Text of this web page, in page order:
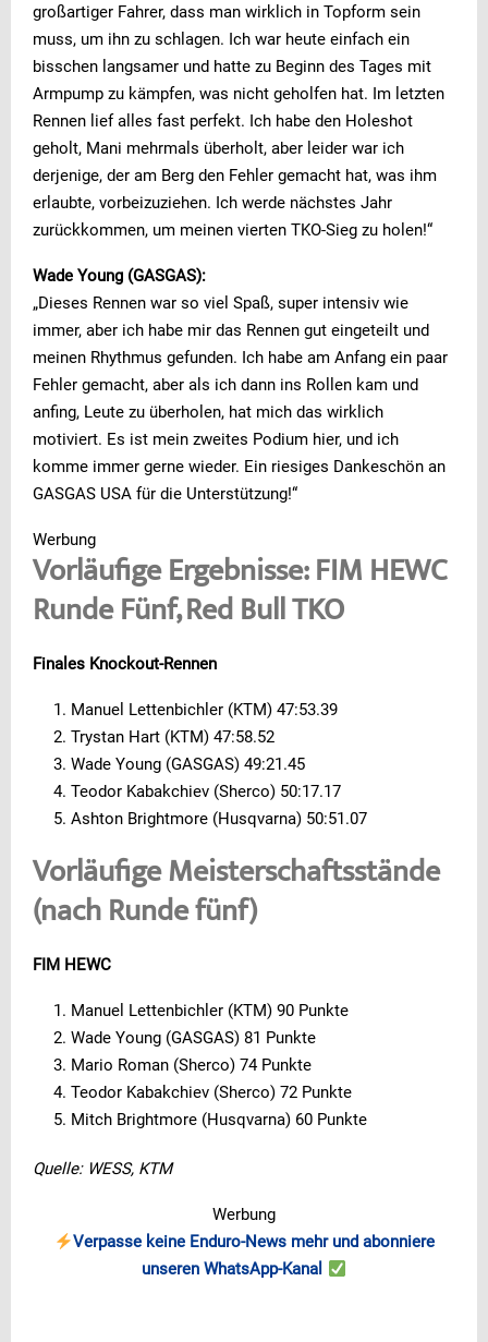
großartiger Fahrer, dass man wirklich in Topform sein
muss, um ihn zu schlagen. Ich war heute einfach ein
bisschen langsamer und hatte zu Beginn des Tages mit
Armpump zu kämpfen, was nicht geholfen hat. Im letzten
Rennen lief alles fast perfekt. Ich habe den Holeshot
geholt, Mani mehrmals überholt, aber leider war ich
derjenige, der am Berg den Fehler gemacht hat, was ihm
erlaubte, vorbeizuziehen. Ich werde nächstes Jahr
zurückkommen, um meinen vierten TKO-Sieg zu holen!“
Wade Young (GASGAS):
„Dieses Rennen war so viel Spaß, super intensiv wie
immer, aber ich habe mir das Rennen gut eingeteilt und
meinen Rhythmus gefunden. Ich habe am Anfang ein paar
Fehler gemacht, aber als ich dann ins Rollen kam und
anfing, Leute zu überholen, hat mich das wirklich
motiviert. Es ist mein zweites Podium hier, und ich
komme immer gerne wieder. Ein riesiges Dankeschön an
GASGAS USA für die Unterstützung!“
Werbung
Vorläufige Ergebnisse: FIM HEWC
Runde Fünf, Red Bull TKO
Finales Knockout-Rennen
Manuel Lettenbichler (KTM) 47:53.39
Trystan Hart (KTM) 47:58.52
Wade Young (GASGAS) 49:21.45
Teodor Kabakchiev (Sherco) 50:17.17
Ashton Brightmore (Husqvarna) 50:51.07
Vorläufige Meisterschaftsstände
(nach Runde fünf)
FIM HEWC
Manuel Lettenbichler (KTM) 90 Punkte
Wade Young (GASGAS) 81 Punkte
Mario Roman (Sherco) 74 Punkte
Teodor Kabakchiev (Sherco) 72 Punkte
Mitch Brightmore (Husqvarna) 60 Punkte
Quelle: WESS, KTM
Werbung
Verpasse keine Enduro-News mehr und abonniere
unseren WhatsApp-Kanal